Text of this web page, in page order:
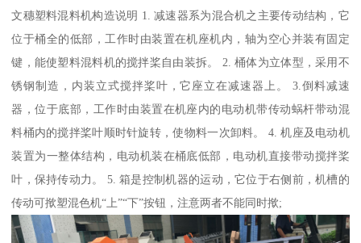
文穗塑料混料机构造说明 1. 减速器系为混合机之主要传动结构，它
位于桶全的低部，工作时由装置在机座机内，轴为空心并装有固定
键，能使塑料混料机的搅拌桨自由装拆。 2. 桶体为立体型，采用不
锈钢制造，内装立式搅拌桨叶，它座立在减速器上。 3.倒料减速
器，位于底部，工作时由装置在机座内的电动机带传动蜗杆带动混
料桶内的搅拌桨叶顺时针旋转，使物料一次卸料。 4. 机座及电动机
装置为一整体结构，电动机装在桶底低部，电动机直接带动搅拌桨
叶，保持传动力。 5. 箱是控制机器的运动，它位于右侧前，机槽的
传动可揿塑混色机“上”“下”按钮，注意两者不能同时揿;